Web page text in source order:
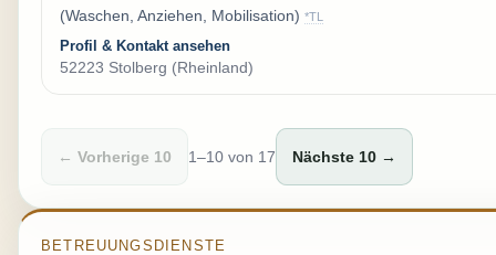
(Waschen, Anziehen, Mobilisation) *TL
Profil & Kontakt ansehen
52223 Stolberg (Rheinland)
← Vorherige 10 1–10 von 17 Nächste 10 →
BETREUUNGSDIENSTE